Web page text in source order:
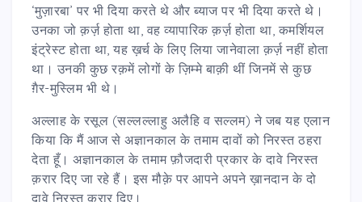
‘मुज़ारबा’ पर भी दिया करते थे और ब्याज पर भी दिया करते थे।
उनका जो क़र्ज़ होता था, वह व्यापारिक क़र्ज़ होता था, कमर्शियल
इंट्रेस्ट होता था, यह ख़र्च के लिए लिया जानेवाला क़र्ज़ नहीं होता
था। उनकी कुछ रक़में लोगों के ज़िम्मे बाक़ी थीं जिनमें से कुछ
ग़ैर-मुस्लिम भी थे।
अल्लाह के रसूल (सल्लल्लाहु अलैहि व सल्लम) ने जब यह एलान
किया कि मैं आज से अज्ञानकाल के तमाम दावों को निरस्त ठहरा
देता हूँ। अज्ञानकाल के तमाम फ़ौजदारी प्रकार के दावे निरस्त
क़रार दिए जा रहे हैं। इस मौक़े पर आपने अपने ख़ानदान के दो
दावे निरस्त क़रार दिए।